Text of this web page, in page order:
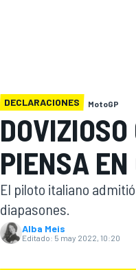
WEC
DECLARACIONES MotoGP
PIENSA
El piloto italiano
diapasones.
Alba Meis
Editado: 5 may 2022, 10:20